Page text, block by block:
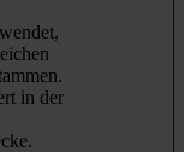
in der